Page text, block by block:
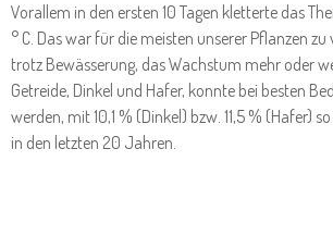
Vorallem in den ersten 10 Tagen kletterte das
° C. Das war für die meisten unserer Pflanzen zu
trotz Bewässerung, das Wachstum mehr oder
Getreide, Dinkel und Hafer, konnte bei besten
werden, mit 10,1 % (Dinkel) bzw. 11,5 % (Hafer)
in den letzten 20 Jahren.